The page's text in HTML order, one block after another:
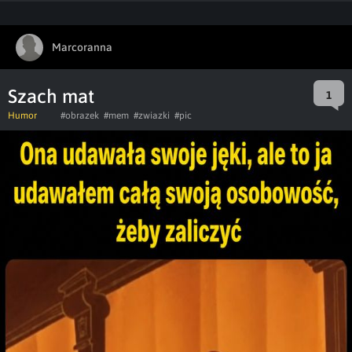
Marcoranna
Szach mat 1
Humor #obrazek #mem #zwiazki #pic